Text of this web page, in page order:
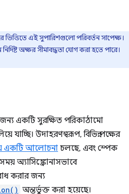
ভিত্তিতে এই সুপারিশগুলো পরিবর্তন সাপেক্ষ।
অক্ষর সীমাবদ্ধতা যোগ করা হতে পারে।
একটি সুরক্ষিত পরিকাঠামো
যাচ্ছি। উদাহরণস্বরূপ, বিভিন্ন পক্ষের
একটি আলোচনা চলছে, এবং স্পেক
অ্যাসিঙ্ক্রোনাসভাবে
করার জন্য
অন্তর্ভুক্ত করা হয়েছে।